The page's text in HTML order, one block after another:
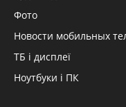
Фото
Новости мобильных
ТБ і дисплеї
Ноутбуки і ПК